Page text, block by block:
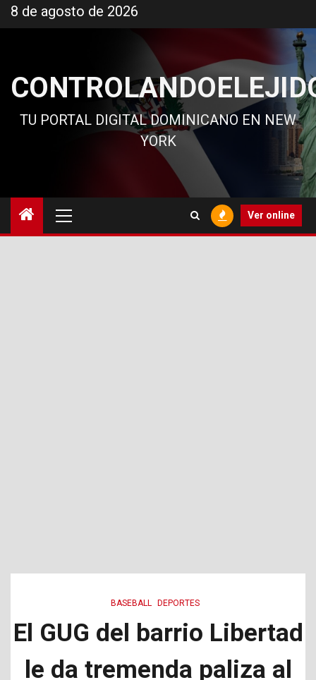
al
8 de agosto de 2026
TU PORTAL DIGITAL DOMINICANO EN NEW
YORK
principal
Ver online
BASEBALL DEPORTES
El GUG del barrio Libertad
le da tremenda paliza al